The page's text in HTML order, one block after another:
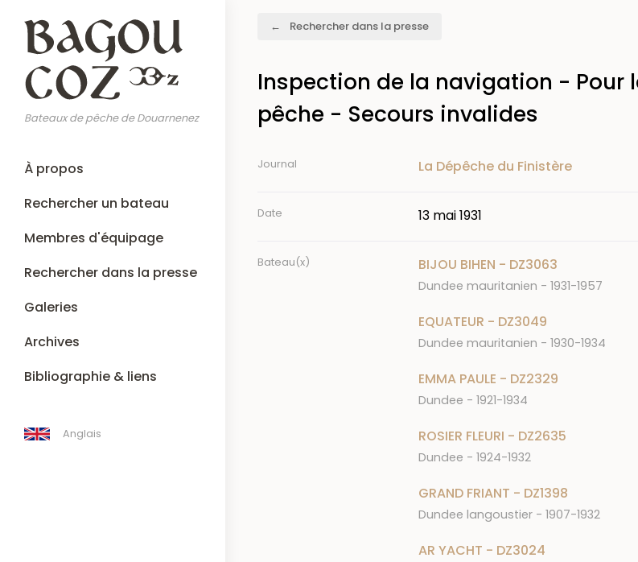
contenu
principal
Bateaux de pêche de Douarnenez
Main
navigation
À propos
Rechercher un bateau
Membres d'équipage
Rechercher dans la presse
Galeries
Archives
Bibliographie & liens
Anglais
Rechercher dans la presse
Inspection de la navigation - Pour
pêche - Secours invalides
Journal La Dépêche du Finistère
Date 13 mai 1931
Bateau(x) BIJOU BIHEN - DZ3063
Dundee mauritanien - 1931-1957
EQUATEUR - DZ3049
Dundee mauritanien - 1930-1934
EMMA PAULE - DZ2329
Dundee - 1921-1934
ROSIER FLEURI - DZ2635
Dundee - 1924-1932
GRAND FRIANT - DZ1398
Dundee langoustier - 1907-1932
AR YACHT - DZ3024